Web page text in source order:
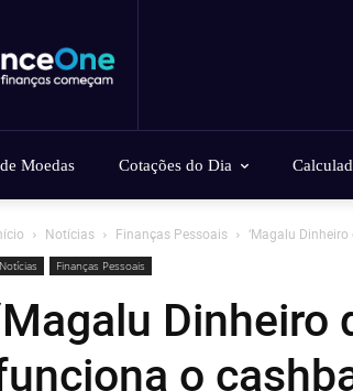
Moedas Cotações do Dia
Notícias Finanças Pessoais ‘Magalu
Notícias Finanças Pessoais
Dinheiro
o